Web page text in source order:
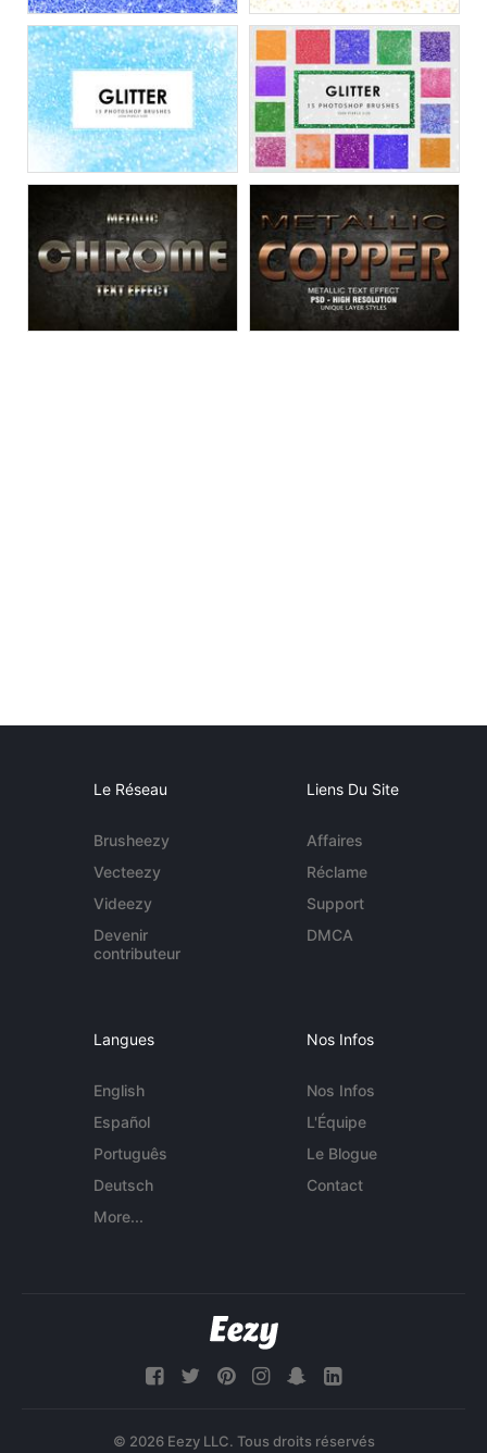
Le Réseau
Brusheezy
Vecteezy
Videezy
Devenir
contributeur
Liens Du Site
Affaires
Réclame
Support
DMCA
Langues
English
Español
Português
Deutsch
More...
Nos Infos
Nos Infos
L'Équipe
Le Blogue
Contact
© 2026 Eezy LLC. Tous droits réservés